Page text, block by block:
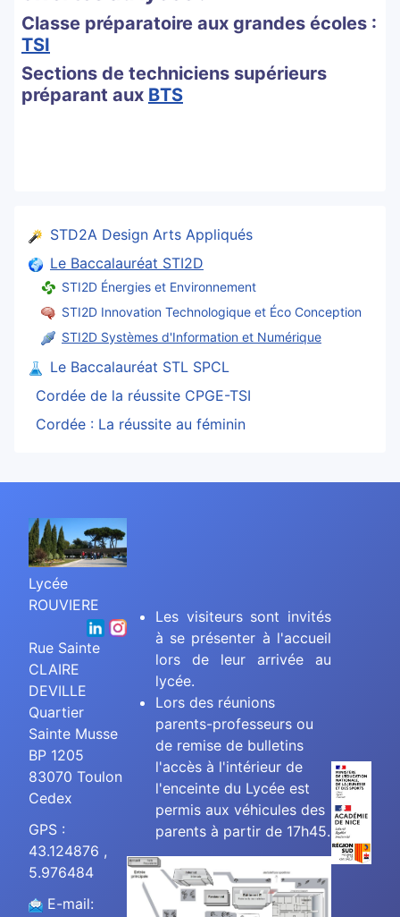
Classe préparatoire aux grandes écoles :
TSI
Sections de techniciens supérieurs
préparant aux BTS
STD2A Design Arts Appliqués
Le Baccalauréat STI2D
STI2D Énergies et Environnement
STI2D Innovation Technologique et Éco Conception
STI2D Systèmes d'Information et Numérique
Le Baccalauréat STL SPCL
Cordée de la réussite CPGE-TSI
Cordée : La réussite au féminin
Lycée
ROUVIERE
Rue Sainte
CLAIRE
DEVILLE
Quartier
Sainte Musse
BP 1205
83070 Toulon
Cedex
GPS :
43.124876 ,
5.976484
E-mail:
Les visiteurs sont invités
à se présenter à l'accueil
lors de leur arrivée au
lycée.
Lors des réunions
parents-professeurs ou
de remise de bulletins
l'accès à l'intérieur de
l'enceinte du Lycée est
permis aux véhicules des
parents à partir de 17h45.